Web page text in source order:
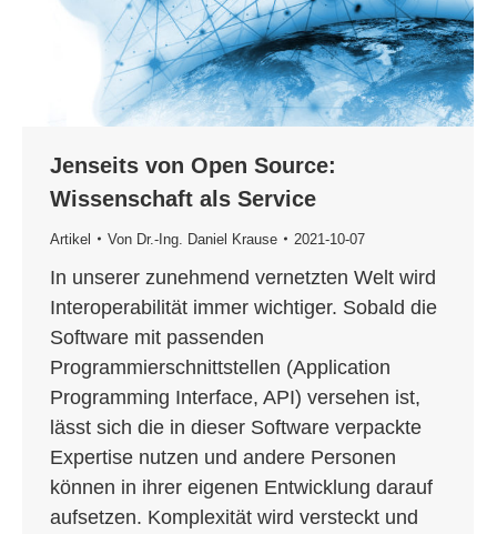
Jenseits von Open Source:
Wissenschaft als Service
Artikel Von Dr.-Ing. Daniel Krause 2021-10-07
In unserer zunehmend vernetzten Welt wird
Interoperabilität immer wichtiger. Sobald die
Software mit passenden
Programmierschnittstellen (Application
Programming Interface, API) versehen ist,
lässt sich die in dieser Software verpackte
Expertise nutzen und andere Personen
können in ihrer eigenen Entwicklung darauf
aufsetzen. Komplexität wird versteckt und